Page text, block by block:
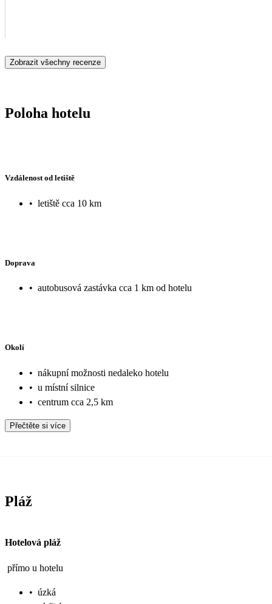
Zobrazit všechny recenze
Poloha hotelu
Vzdálenost od letiště
• letiště cca 10 km
Doprava
• autobusová zastávka cca 1 km od hotelu
Okolí
• nákupní možnosti nedaleko hotelu
• u místní silnice
• centrum cca 2,5 km
Přečtěte si více
Pláž
Hotelová pláž
přímo u hotelu
• úzká